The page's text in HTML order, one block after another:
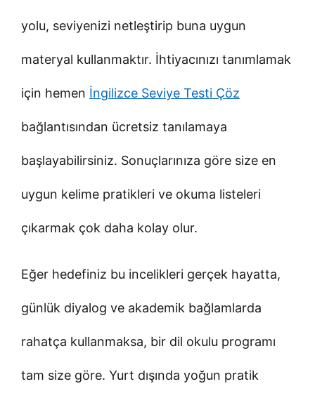
yolu, seviyenizi netleştirip buna uygun
materyal kullanmaktır. İhtiyacınızı tanımlamak
için hemen İngilizce Seviye Testi Çöz
bağlantısından ücretsiz tanılamaya
başlayabilirsiniz. Sonuçlarınıza göre size en
uygun kelime pratikleri ve okuma listeleri
çıkarmak çok daha kolay olur.
Eğer hedefiniz bu incelikleri gerçek hayatta,
günlük diyalog ve akademik bağlamlarda
rahatça kullanmaksa, bir dil okulu programı
tam size göre. Yurt dışında yoğun pratik